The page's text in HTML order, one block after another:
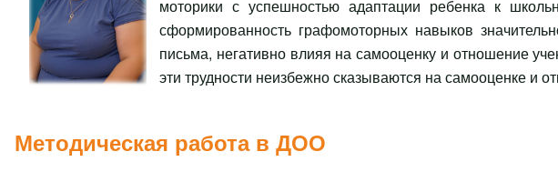
моторики с успешностью адаптации ребенка к
сформированность графомоторных навыков
письма, негативно влияя на самооценку и отношение
эти трудности неизбежно сказываются на самооценке и
Методическая работа в ДОО